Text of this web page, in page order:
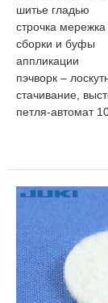
шитье гладью
строчка мережка
сборки и буфы
аппликации
пэчворк –
стачивание,
петля-автомат